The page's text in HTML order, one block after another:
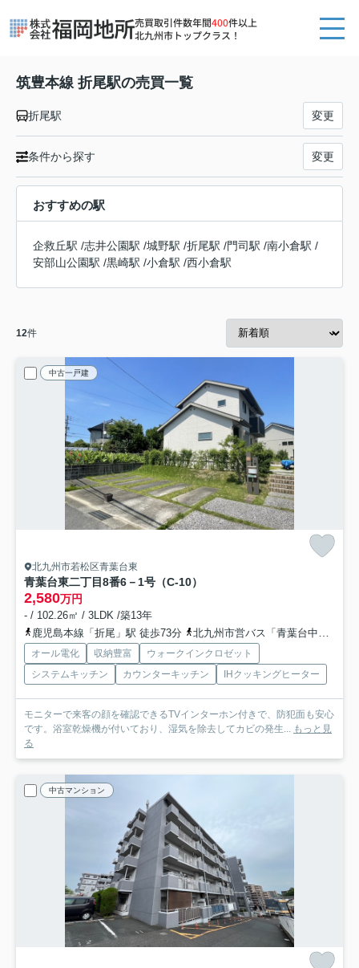
売買取引件数年間400件以上
北九州市トップクラス！
筑豊本線 折尾駅の売買一覧
折尾駅 変更
条件から探す 変更
おすすめの駅
企救丘駅 /志井公園駅 /城野駅 /折尾駅 /門司駅 /南小倉駅 /
安部山公園駅 /黒崎駅 /小倉駅 /西小倉駅
12件
中古一戸建
北九州市若松区青葉台東
青葉台東二丁目8番6－1号（C-10）
2,580万円
- / 102.26㎡ / 3LDK /築13年
鹿児島本線「折尾」駅 徒歩73分
北九州市営バス「青葉台中央公園前」バス停下車 徒歩3分
オール電化 収納豊富
ウォークインクロゼット
システムキッチン
カウンターキッチン IHクッキングヒーター
モニターで来客の顔を確認できるTVインターホン付きで、防犯面も安心
です。浴室乾燥機が付いており、湿気を除去してカビの発生... もっと見
る
中古マンション